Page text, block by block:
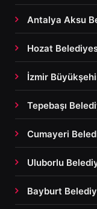
Antalya Aksu
Hozat
İzmir
Tepebaşı
Cumayeri
Uluborlu
Bayburt